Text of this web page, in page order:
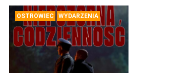
OSTROWIEC WYDARZENIA